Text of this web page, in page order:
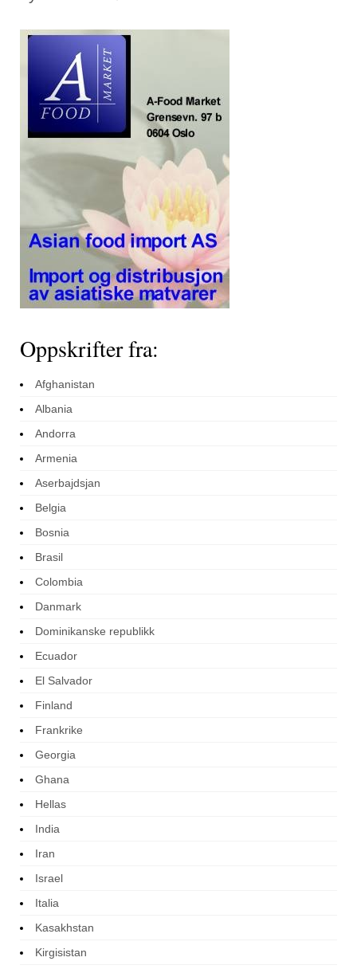
Oppskrifter fra:
Afghanistan
Albania
Andorra
Armenia
Aserbajdsjan
Belgia
Bosnia
Brasil
Colombia
Danmark
Dominikanske republikk
Ecuador
El Salvador
Finland
Frankrike
Georgia
Ghana
Hellas
India
Iran
Israel
Italia
Kasakhstan
Kirgisistan